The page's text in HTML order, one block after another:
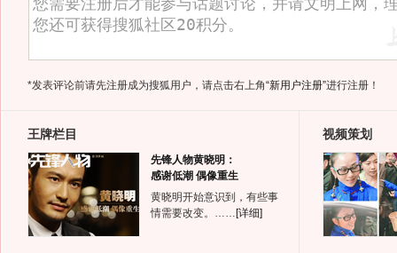
*发表评论前请先注册成为搜狐用户，请点击右上角“新用户注册”进行注册！
王牌栏目
先锋人物黄晓明：
感谢低潮 偶像重生
黄晓明开始意识到，有些事
情需要改变。…… [详细]
视频策划